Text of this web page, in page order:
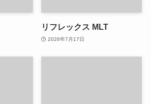
リフレックス MLT
2026年7月17日